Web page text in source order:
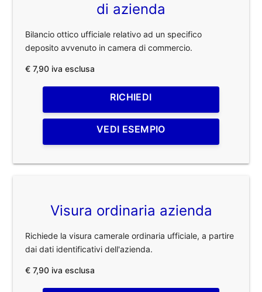
di azienda
Bilancio ottico ufficiale relativo ad un specifico
deposito avvenuto in camera di commercio.
€ 7,90 iva esclusa
RICHIEDI
VEDI ESEMPIO
Visura ordinaria azienda
Richiede la visura camerale ordinaria ufficiale, a partire
dai dati identificativi dell'azienda.
€ 7,90 iva esclusa